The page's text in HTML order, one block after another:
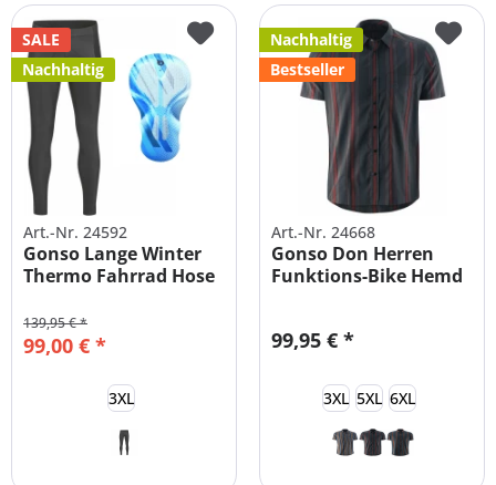
SALE
Nachhaltig
Art.-Nr. 24592
Gonso Lange Winter
Thermo Fahrrad Hose
99,00 € *
139,95 € *
3XL
Nachhaltig
Bestseller
Art.-Nr. 24668
Gonso Don Herren
Funktions-Bike Hemd
99,95 € *
3XL 5XL 6XL